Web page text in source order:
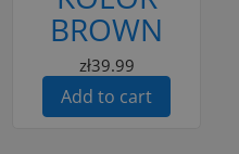
BROWN
zł39.99
Add to cart